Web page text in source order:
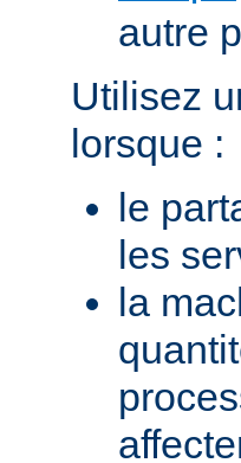
autre
Utilisez
lorsque :
le
les
la